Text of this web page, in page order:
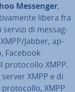
Messenger,
libera fra
servizi di mes­sag­
Jabber, ap­
Facebook
pro­to­col­lo XMPP.
XMPP e di
XMPP